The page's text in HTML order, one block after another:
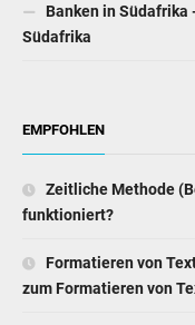
Banken in Südafrika
Südafrika
EMPFOHLEN
Zeitliche Methode
funktioniert?
Formatieren von
zum Formatieren von